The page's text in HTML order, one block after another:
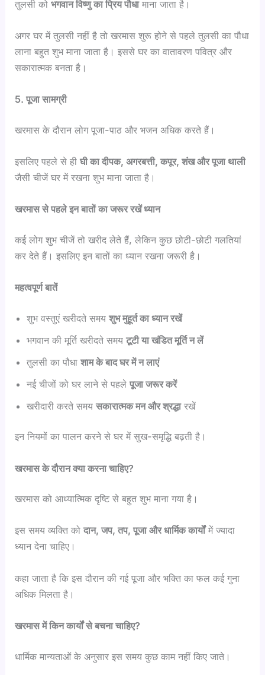
तुलसी कोभगवान विष्णु का प्रिय पौधामाना जाता है।
अगर घर में तुलसी नहीं है तो खरमास शुरू होने से पहले तुलसी का पौधा
लाना बहुत शुभ माना जाता है। इससे घर का वातावरण पवित्र और
सकारात्मक बनता है।
5. पूजा सामग्री
खरमास के दौरान लोग पूजा-पाठ और भजन अधिक करते हैं।
इसलिए पहले से हीघी का दीपक, अगरबत्ती, कपूर, शंख और पूजा थाली
जैसी चीजें घर में रखना शुभ माना जाता है।
खरमास से पहले इन बातों का जरूर रखें ध्यान
कई लोग शुभ चीजें तो खरीद लेते हैं, लेकिन कुछ छोटी-छोटी गलतियां
कर देते हैं। इसलिए इन बातों का ध्यान रखना जरूरी है।
महत्वपूर्ण बातें
शुभ वस्तुएं खरीदते समयशुभ मुहूर्त का ध्यान रखें
भगवान की मूर्ति खरीदते समयटूटी या खंडित मूर्ति न लें
तुलसी का पौधाशाम के बाद घर में न लाएं
नई चीजों को घर लाने से पहलेपूजा जरूर करें
खरीदारी करते समयसकारात्मक मन और श्रद्धारखें
इन नियमों का पालन करने से घर में सुख-समृद्धि बढ़ती है।
खरमास के दौरान क्या करना चाहिए?
खरमास को आध्यात्मिक दृष्टि से बहुत शुभ माना गया है।
इस समय व्यक्ति कोदान, जप, तप, पूजा और धार्मिक कार्योंमें ज्यादा
ध्यान देना चाहिए।
कहा जाता है कि इस दौरान की गई पूजा और भक्ति का फल कई गुना
अधिक मिलता है।
खरमास में किन कार्यों से बचना चाहिए?
धार्मिक मान्यताओं के अनुसार इस समय कुछ काम नहीं किए जाते।